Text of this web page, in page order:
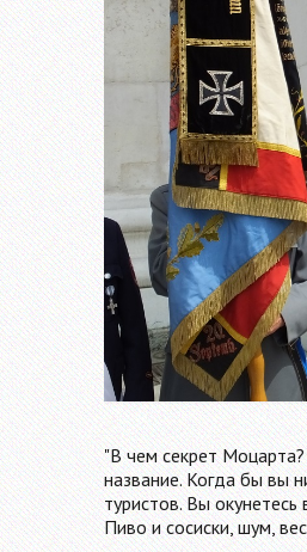
"В чем секрет Моцарта?
название. Когда бы вы
туристов. Вы
Пиво и сосиски, шум,